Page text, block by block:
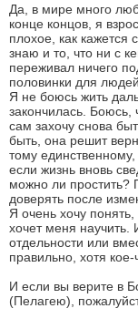
Да, в мире много
конце концов, я
плохое, как
знаю и то, что ни с
переживал ничего
половинки для
Я не боюсь жить
закончилась. Боюсь,
сам захочу снова
быть, она решит
тому
если жизнь вновь
можно ли простить?
доверять после
Я очень хочу
хочет меня научить.
отдельности или
правильно, хотя
И если вы верите в
(Пелагею),